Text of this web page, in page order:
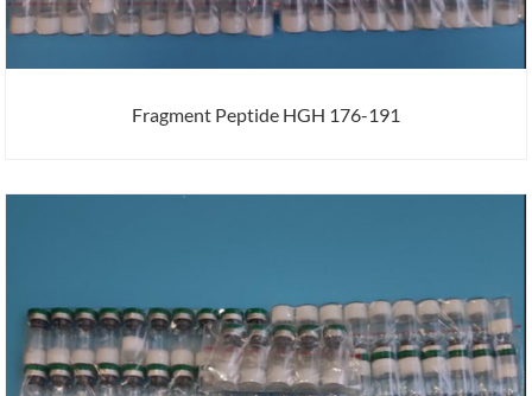
Fragment Peptide HGH 176-191